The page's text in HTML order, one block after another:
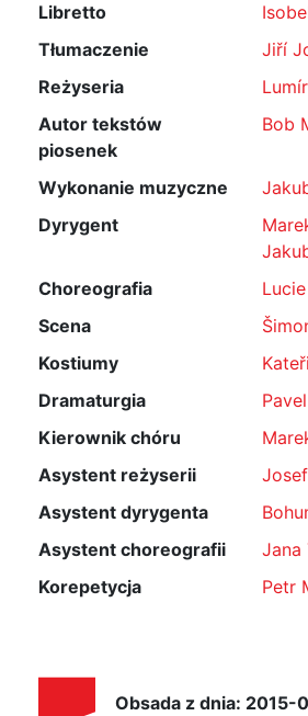
Libretto
Tłumaczenie
Jiří
Reżyseria
Autor tekstów
piosenek
Bob
Wykonanie muzyczne
Dyrygent
Choreografia
Scena
Kostiumy
Dramaturgia
Kierownik chóru
Asystent reżyserii
Asystent dyrygenta
Asystent choreografii
Jana
Korepetycja
Petr
Obsada z dnia: 2015-